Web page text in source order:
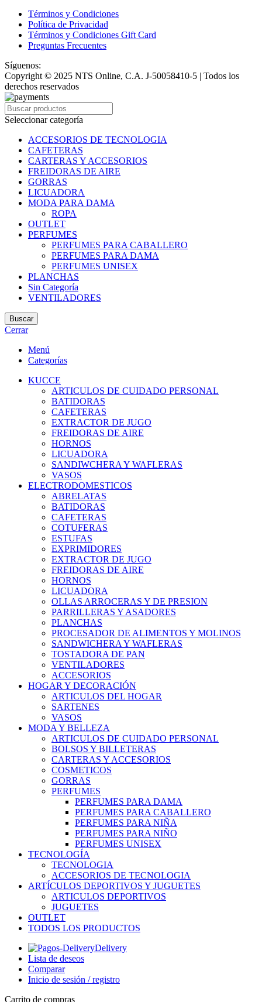
Términos y Condiciones
Política de Privacidad
Términos y Condiciones Gift Card
Preguntas Frecuentes
Síguenos:
Copyright © 2025 NTS Online, C.A. J-50058410-5 | Todos los
derechos reservados
Seleccionar categoría
ACCESORIOS DE TECNOLOGIA
CAFETERAS
CARTERAS Y ACCESORIOS
FREIDORAS DE AIRE
GORRAS
LICUADORA
MODA PARA DAMA
ROPA
OUTLET
PERFUMES
PERFUMES PARA CABALLERO
PERFUMES PARA DAMA
PERFUMES UNISEX
PLANCHAS
Sin Categoría
VENTILADORES
Buscar
Cerrar
Menú
Categorías
KUCCE
ARTICULOS DE CUIDADO PERSONAL
BATIDORAS
CAFETERAS
EXTRACTOR DE JUGO
FREIDORAS DE AIRE
HORNOS
LICUADORA
SANDIWCHERA Y WAFLERAS
VASOS
ELECTRODOMESTICOS
ABRELATAS
BATIDORAS
CAFETERAS
COTUFERAS
ESTUFAS
EXPRIMIDORES
EXTRACTOR DE JUGO
FREIDORAS DE AIRE
HORNOS
LICUADORA
OLLAS ARROCERAS Y DE PRESION
PARRILLERAS Y ASADORES
PLANCHAS
PROCESADOR DE ALIMENTOS Y MOLINOS
SANDWICHERA Y WAFLERAS
TOSTADORA DE PAN
VENTILADORES
ACCESORIOS
HOGAR Y DECORACIÓN
ARTICULOS DEL HOGAR
SARTENES
VASOS
MODA Y BELLEZA
ARTICULOS DE CUIDADO PERSONAL
BOLSOS Y BILLETERAS
CARTERAS Y ACCESORIOS
COSMETICOS
GORRAS
PERFUMES
PERFUMES PARA DAMA
PERFUMES PARA CABALLERO
PERFUMES PARA NIÑA
PERFUMES PARA NIÑO
PERFUMES UNISEX
TECNOLOGÍA
TECNOLOGIA
ACCESORIOS DE TECNOLOGIA
ARTÍCULOS DEPORTIVOS Y JUGUETES
ARTICULOS DEPORTIVOS
JUGUETES
OUTLET
TODOS LOS PRODUCTOS
Delivery
Lista de deseos
Comparar
Inicio de sesión / registro
Carrito de compras